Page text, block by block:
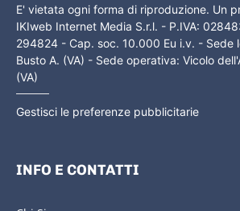
E' vietata ogni forma di riproduzione. Un
IKIweb Internet Media S.r.l. - P.IVA:
294824 - Cap. soc. 10.000 Eu i.v. - Sede
Busto A. (VA) - Sede operativa: Vicolo
(VA)
Gestisci le preferenze pubblicitarie
INFO E CONTATTI